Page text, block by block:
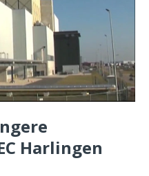
Harlingen